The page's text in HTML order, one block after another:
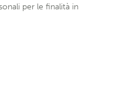
per le finalità in